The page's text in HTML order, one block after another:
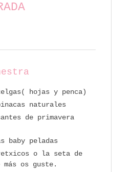
hojas y penca)
naturales
de primavera
baby peladas
o la seta de
más os guste.